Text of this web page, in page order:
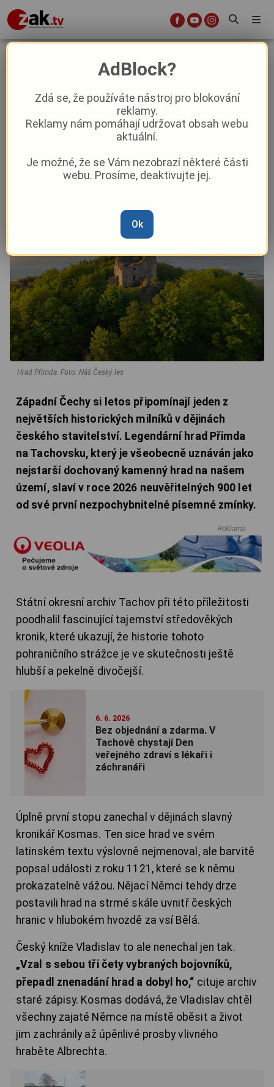
Nejstarší kamenný hrad v Čechách
slaví 900 let. Nebo 905, jak
vzpomíná Kosmas?
Aktuality Kultura Z kraje
Pavel Žižka– 5. 6.|11:02
Hrad Přimda. Foto: Náš Český les
Západní Čechy si letos připomínají jeden z
největších historických milníků v dějinách
českého stavitelství. Legendární hrad Přimda
na Tachovsku, který je všeobecně uznáván jako
nejstarší dochovaný kamenný hrad na našem
území, slaví v roce 2026 neuvěřitelných 900 let
od své první nezpochybnitelné písemné zmínky.
Reklama
Státní okresní archiv Tachov při této příležitosti
poodhalil fascinující tajemství středověkých
kronik, které ukazují, že historie tohoto
pohraničního strážce je ve skutečnosti ještě
hlubší a pekelně divočejší.
6. 6. 2026
Bez objednání a zdarma. V
Tachově chystají Den
veřejného zdraví s lékaři i
záchranáři
Úplně první stopu zanechal v dějinách slavný
kronikář Kosmas. Ten sice hrad ve svém
latinském textu výslovně nejmenoval, ale barvitě
popsal události z roku 1121, které se k němu
prokazatelně vážou. Nějací Němci tehdy drze
postavili hrad na strmé skále uvnitř českých
hranic v hlubokém hvozdě za vsí Bělá.
Český kníže Vladislav to ale nenechal jen tak.
„Vzal s sebou tři čety vybraných bojovníků,
přepadl znenadání hrad a dobyl ho,“ cituje archiv
staré zápisy. Kosmas dodává, že Vladislav chtěl
všechny zajaté Němce na místě oběsit a život
jim zachránily až úpěnlivé prosby vlivného
hraběte Albrechta.
AdBlock?
Zdá se, že používáte nástroj pro blokování
reklamy.
Reklamy nám pomáhají udržovat obsah webu
aktuální.
Je možné, že se Vám nezobrazí některé části
webu. Prosíme, deaktivujte jej.
Ok